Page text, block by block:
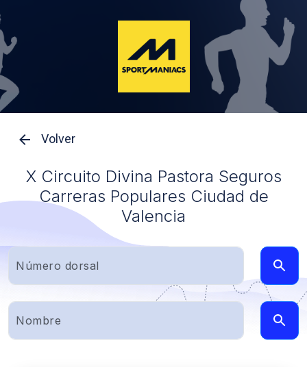
Volver
X Circuito Divina Pastora Seguros
Carreras Populares Ciudad de
Valencia